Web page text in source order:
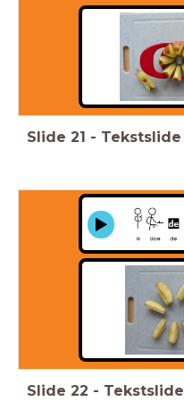
Slide 21 - Tekstslide
Slide 22 - Tekstslide